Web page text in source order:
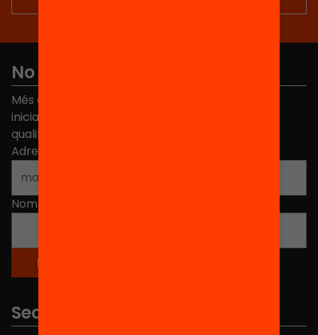
No et perdis res
Més de 40.000 persones ja han triat Equitat. Rep
iniciatives, propostes i projectes per millorar la
qualitat de l'educació a Catalunya.
Adreça electrònica
Nom
Seccions